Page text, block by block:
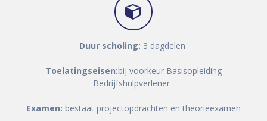
Duur scholing: 3 dagdelen
Toelatingseisen:bij voorkeur Basisopleiding
Bedrijfshulpverlener
Examen: bestaat projectopdrachten en theorieexamen